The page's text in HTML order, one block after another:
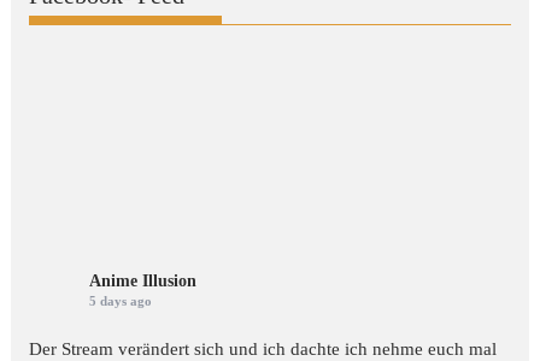
Anime Illusion
5 days ago
Der Stream verändert sich und ich dachte ich nehme euch mal